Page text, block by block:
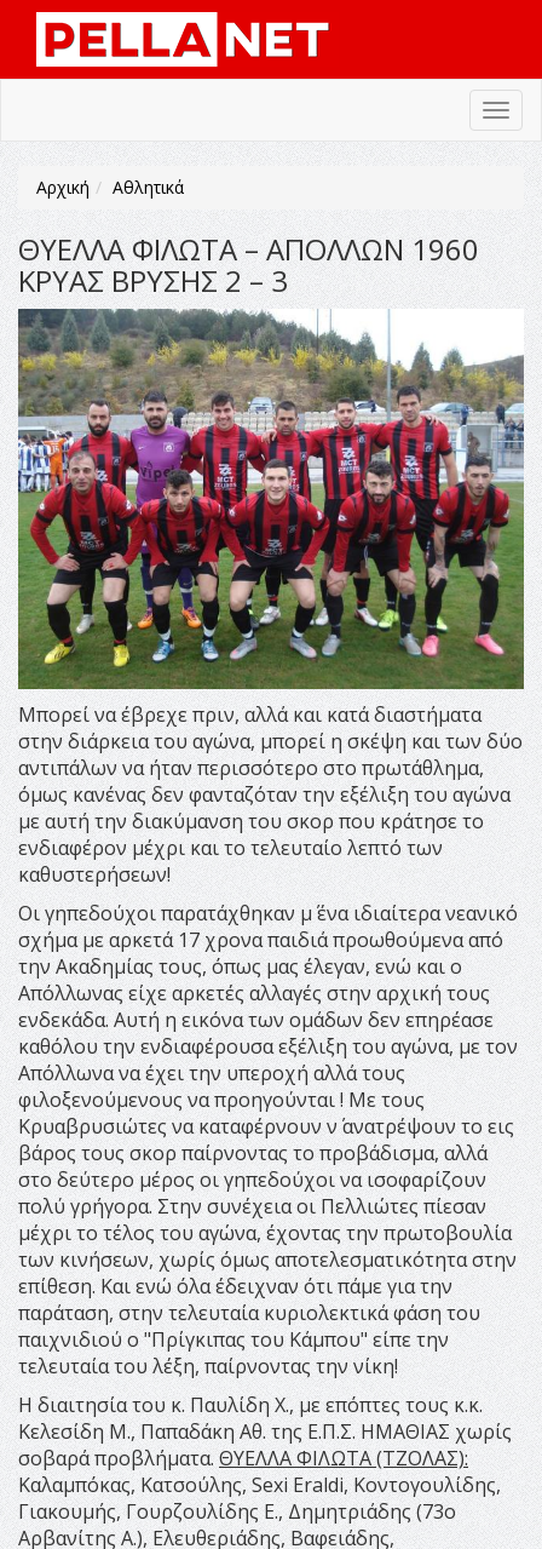
Αρχική Αθλητικά
ΘΥΕΛΛΑ ΦΙΛΩΤΑ – ΑΠΟΛΛΩΝ 1960
ΚΡΥΑΣ ΒΡΥΣΗΣ 2 – 3
Μπορεί να έβρεχε πριν, αλλά και κατά διαστήματα
στην διάρκεια του αγώνα, μπορεί η σκέψη και των δύο
αντιπάλων να ήταν περισσότερο στο πρωτάθλημα,
όμως κανένας δεν φανταζόταν την εξέλιξη του αγώνα
με αυτή την διακύμανση του σκορ που κράτησε το
ενδιαφέρον μέχρι και το τελευταίο λεπτό των
καθυστερήσεων!
Οι γηπεδούχοι παρατάχθηκαν μ΄ ένα ιδιαίτερα νεανικό
σχήμα με αρκετά 17 χρονα παιδιά προωθούμενα από
την Ακαδημίας τους, όπως μας έλεγαν, ενώ και ο
Απόλλωνας είχε αρκετές αλλαγές στην αρχική τους
ενδεκάδα. Αυτή η εικόνα των ομάδων δεν επηρέασε
καθόλου την ενδιαφέρουσα εξέλιξη του αγώνα, με τον
Απόλλωνα να έχει την υπεροχή αλλά τους
φιλοξενούμενους να προηγούνται ! Με τους
Κρυαβρυσιώτες να καταφέρνουν ν΄ ανατρέψουν το εις
βάρος τους σκορ παίρνοντας το προβάδισμα, αλλά
στο δεύτερο μέρος οι γηπεδούχοι να ισοφαρίζουν
πολύ γρήγορα. Στην συνέχεια οι Πελλιώτες πίεσαν
μέχρι το τέλος του αγώνα, έχοντας την πρωτοβουλία
των κινήσεων, χωρίς όμως αποτελεσματικότητα στην
επίθεση. Και ενώ όλα έδειχναν ότι πάμε για την
παράταση, στην τελευταία κυριολεκτικά φάση του
παιχνιδιού ο "Πρίγκιπας του Κάμπου" είπε την
τελευταία του λέξη, παίρνοντας την νίκη!
Η διαιτησία του κ. Παυλίδη Χ., με επόπτες τους κ.κ.
Κελεσίδη Μ., Παπαδάκη Αθ. της Ε.Π.Σ. ΗΜΑΘΙΑΣ χωρίς
σοβαρά προβλήματα. ΘΥΕΛΛΑ ΦΙΛΩΤΑ (ΤΖΟΛΑΣ):
Καλαμπόκας, Κατσούλης, Sexi Eraldi, Κοντογουλίδης,
Γιακουμής, Γουρζουλίδης Ε., Δημητριάδης (73ο
Αρβανίτης Α.), Ελευθεριάδης, Βαφειάδης,